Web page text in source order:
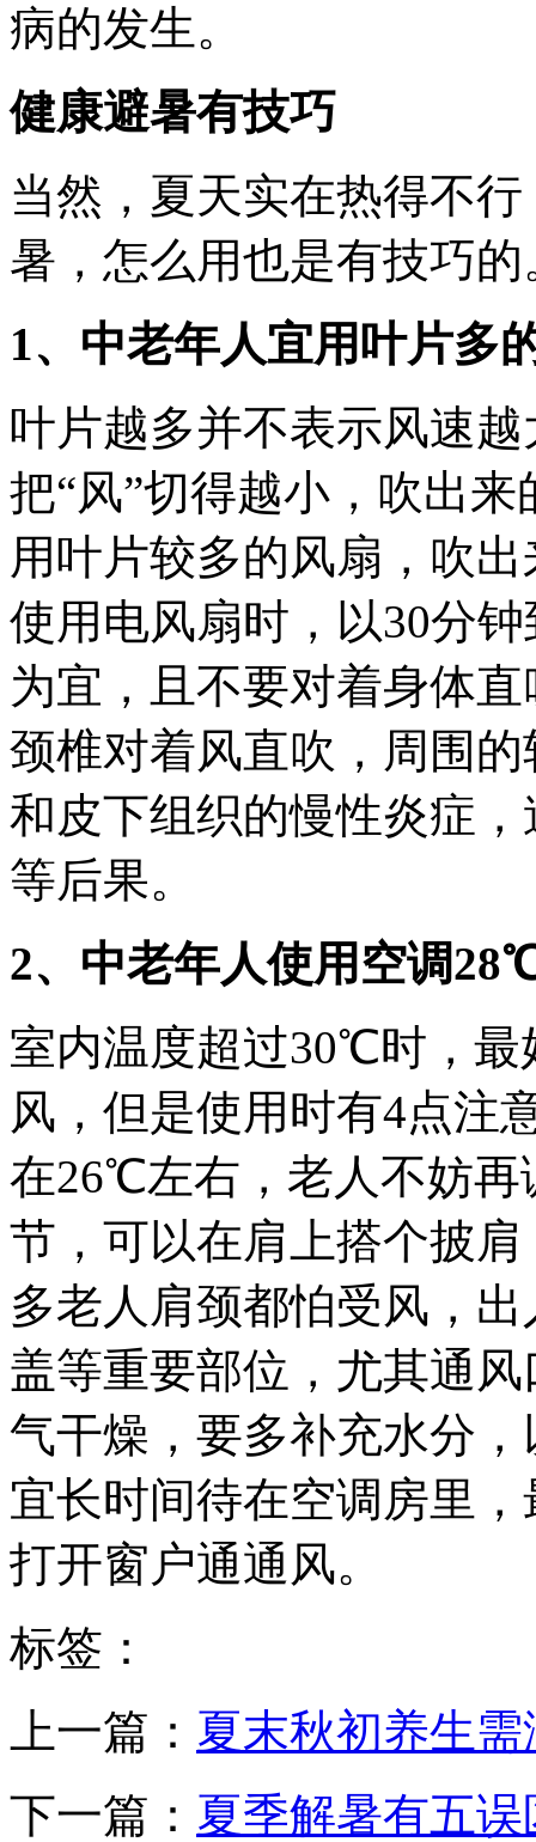
病的发生。
健康避暑有技巧
当然，夏天实在热得不
暑，怎么用也是有技巧的
1、中老年人宜用叶片多
叶片越多并不表示风速
把“风”切得越小，吹出
用叶片较多的风扇，吹
使用电风扇时，以30分
为宜，且不要对着身体
颈椎对着风直吹，周围
和皮下组织的慢性炎症
等后果。
2、中老年人使用空调
室内温度超过30℃时，最
风，但是使用时有4点注
在26℃左右，老人不妨再
节，可以在肩上搭个披
多老人肩颈都怕受风，
盖等重要部位，尤其通
气干燥，要多补充水分
宜长时间待在空调房里
打开窗户通通风。
标签：
上一篇： 夏末秋初养生
下一篇： 夏季解暑有五